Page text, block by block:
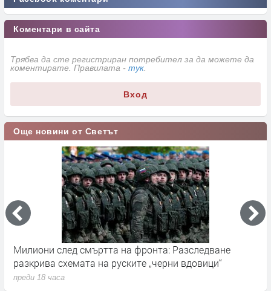
Коментари в сайта
Трябва да сте регистриран потребител за да можете да
коментирате. Правилата - тук
Вход
Още новини от Светът
Милиони след смъртта на фронта: Разследване
разкрива схемата на руските „черни вдовици“
преди 18 часа